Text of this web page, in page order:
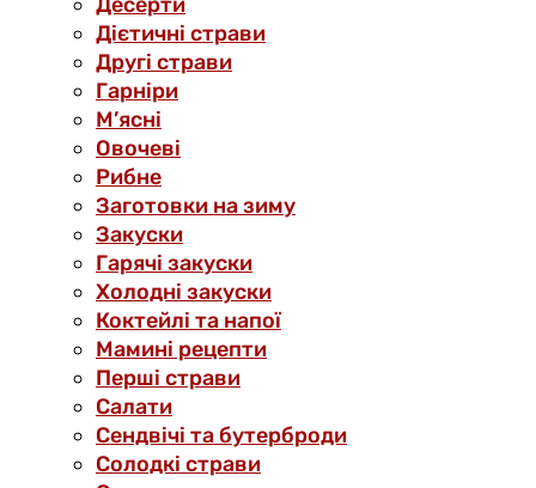
Дієтичні страви
Другі страви
Гарніри
М’ясні
Овочеві
Рибне
Заготовки на зиму
Закуски
Гарячі закуски
Холодні закуски
Коктейлі та напої
Мамині рецепти
Перші страви
Салати
Сендвічі та бутерброди
Солодкі страви